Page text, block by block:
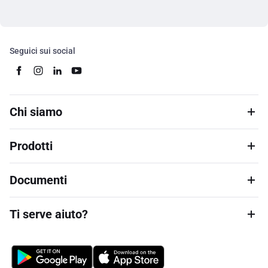
Seguici sui social
Chi siamo
Prodotti
Documenti
Ti serve aiuto?